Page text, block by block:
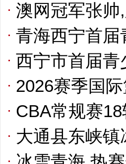
澳网冠军张帅
青海西宁首
西宁市首届
2026赛季国
CBA常规赛
大通县东峡